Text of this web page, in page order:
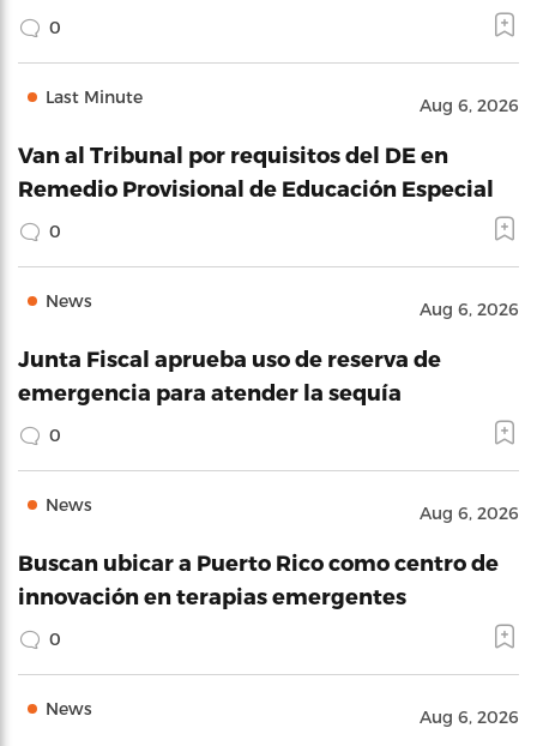
0
Last Minute Aug 6, 2026
Van al Tribunal por requisitos del DE en
Remedio Provisional de Educación Especial
0
News Aug 6, 2026
Junta Fiscal aprueba uso de reserva de
emergencia para atender la sequía
0
News Aug 6, 2026
Buscan ubicar a Puerto Rico como centro de
innovación en terapias emergentes
0
News Aug 6, 2026